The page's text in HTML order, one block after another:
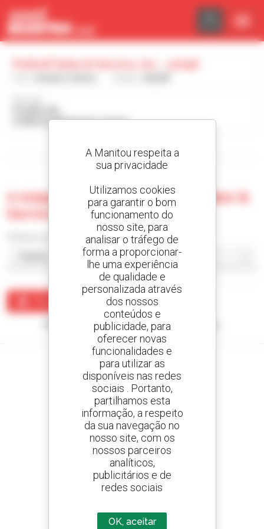
57058 SALEM Estados Unidos
Visualizar os filtros de pesquisa
0 máquina usada no Puthoff Sales &
Service, Inc. - 57058
Nenhum resultado corresponde à sua pesquisa.
Crie os seus alertas
e receba anúncios de equipamentos usados
800 concessionários
A Manitou em todo o mundo
Painel de Gerenciamento de Cookies
A Manitou respeita a
sua privacidade
Utilizamos cookies
para garantir o bom
funcionamento do
nosso site, para
analisar o tráfego de
forma a proporcionar-
lhe uma experiência
de qualidade e
personalizada através
dos nossos
conteúdos e
publicidade, para
oferecer novas
funcionalidades e
para utilizar as
disponíveis nas redes
sociais . Portanto,
partilhamos esta
informação, a respeito
da sua navegação no
nosso site, com os
nossos parceiros
analíticos,
publicitários e de
redes sociais
OK, aceitar